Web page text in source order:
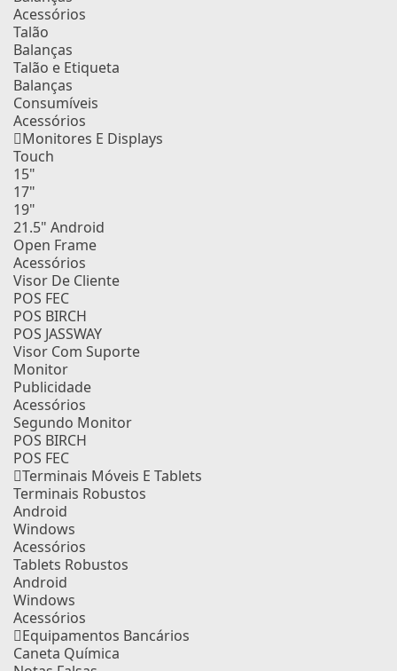
Acessórios
Talão
Balanças
Talão e Etiqueta
Balanças
Consumíveis
Acessórios
Monitores E Displays
Touch
15"
17"
19"
21.5" Android
Open Frame
Acessórios
Visor De Cliente
POS FEC
POS BIRCH
POS JASSWAY
Visor Com Suporte
Monitor
Publicidade
Acessórios
Segundo Monitor
POS BIRCH
POS FEC
Terminais Móveis E Tablets
Terminais Robustos
Android
Windows
Acessórios
Tablets Robustos
Android
Windows
Acessórios
Equipamentos Bancários
Caneta Química